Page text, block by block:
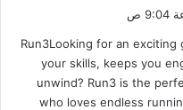
Run3Looking for an exciting
your skills, keeps you
unwind? Run3 is the
who loves endless